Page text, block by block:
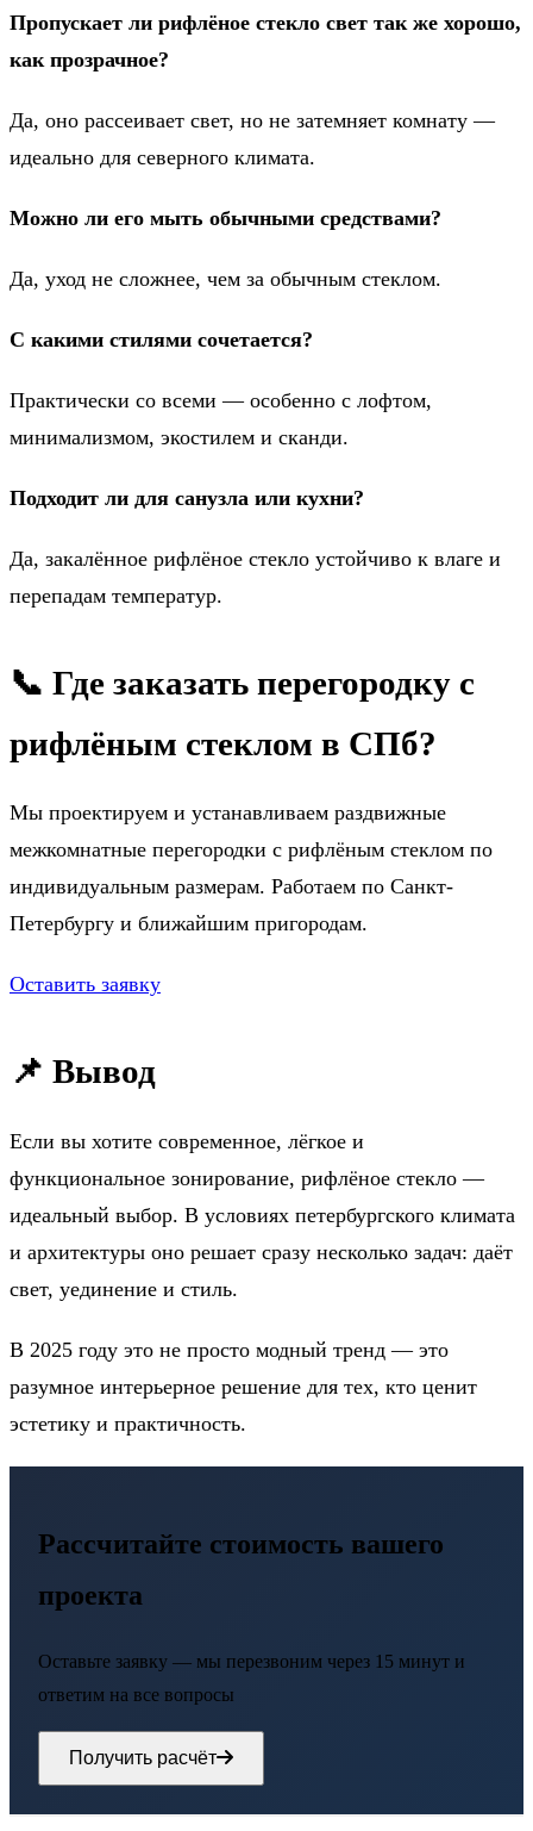
Пропускает ли рифлёное стекло свет так же хорошо,
как прозрачное?
Да, оно рассеивает свет, но не затемняет комнату —
идеально для северного климата.
Можно ли его мыть обычными средствами?
Да, уход не сложнее, чем за обычным стеклом.
С какими стилями сочетается?
Практически со всеми — особенно с лофтом,
минимализмом, экостилем и сканди.
Подходит ли для санузла или кухни?
Да, закалённое рифлёное стекло устойчиво к влаге и
перепадам температур.
📞 Где заказать перегородку с
рифлёным стеклом в СПб?
Мы проектируем и устанавливаем раздвижные
межкомнатные перегородки с рифлёным стеклом по
индивидуальным размерам. Работаем по Санкт-
Петербургу и ближайшим пригородам.
Оставить заявку
📌 Вывод
Если вы хотите современное, лёгкое и
функциональное зонирование, рифлёное стекло —
идеальный выбор. В условиях петербургского климата
и архитектуры оно решает сразу несколько задач: даёт
свет, уединение и стиль.
В 2025 году это не просто модный тренд — это
разумное интерьерное решение для тех, кто ценит
эстетику и практичность.
Рассчитайте стоимость вашего
проекта
Оставьте заявку — мы перезвоним через 15 минут и
ответим на все вопросы
Получить расчёт